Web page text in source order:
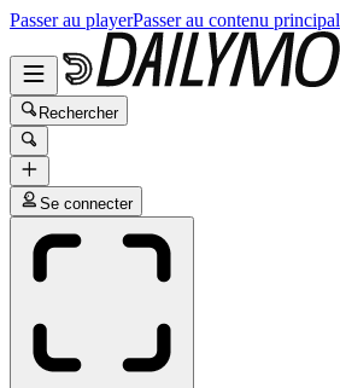
Passer au playerPasser au contenu principal
Rechercher
Se connecter